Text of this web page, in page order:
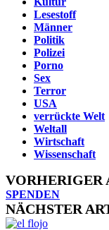
Lesestoff
Männer
Politik
Polizei
Porno
Sex
Terror
USA
verrückte Welt
Weltall
Wirtschaft
Wissenschaft
VORHERIGER
SPENDEN
NÄCHSTER